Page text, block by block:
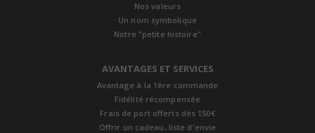
Nos valeurs
Un nom symbolique
Notre "petite histoire"
AVANTAGES ET SERVICES
Avantage à la 1ère commande
Fidélité récompensée
Frais de port offerts dès 150€
Offrir un cadeau, liste d'envie